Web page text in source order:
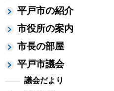
平戸市の紹介
市役所の案内
市長の部屋
平戸市議会
議会だより